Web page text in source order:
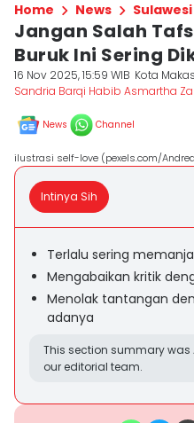
Home News
Jangan Salah
Buruk Ini Sering
16 Nov 2025, 15:59 WIB Kota
Sandria Barqi Habib Asmartha
News Channel
ilustrasi self-love (pexels.com/
Intinya Sih
Terlalu sering
Mengabaikan kritik
Menolak tantangan
adanya
This section summary
our editorial team.